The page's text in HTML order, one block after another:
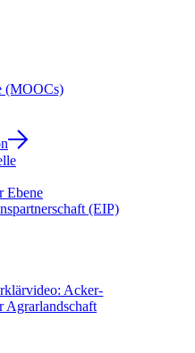
(MOOCs)
Ebene
(EIP)
Acker-
Agrarlandschaft